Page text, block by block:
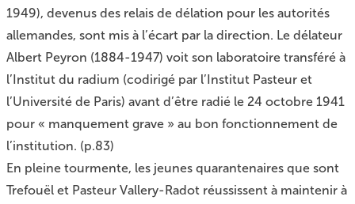
1949), devenus des relais de délation pour les autorités
allemandes, sont mis à l’écart par la direction. Le délateur
Albert Peyron (1884-1947) voit son laboratoire transféré à
l’Institut du radium (codirigé par l’Institut Pasteur et
l’Université de Paris) avant d’être radié le 24 octobre 1941
pour « manquement grave » au bon fonctionnement de
l’institution. (p.83)
En pleine tourmente, les jeunes quarantenaires que sont
Trefouël et Pasteur Vallery-Radot réussissent à maintenir à